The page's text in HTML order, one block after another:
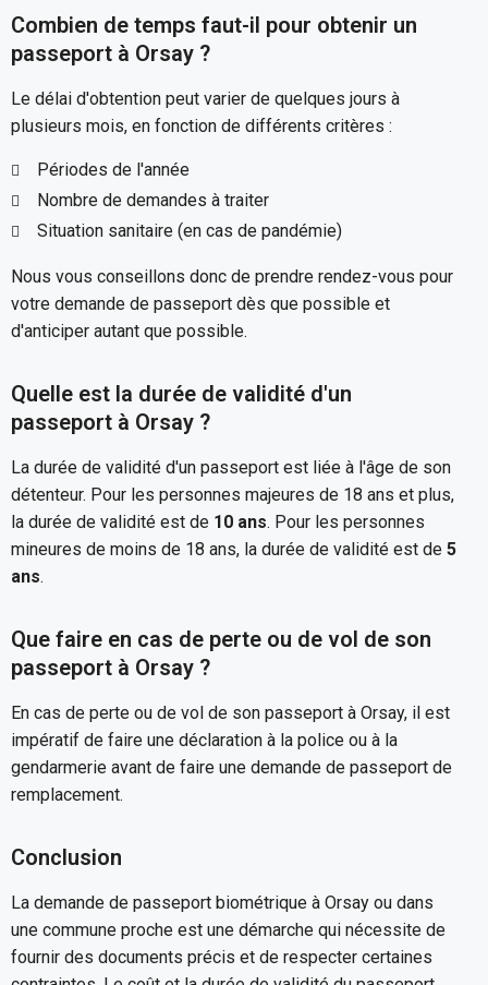
Combien de temps faut-il pour obtenir un
passeport à Orsay ?
Le délai d'obtention peut varier de quelques jours à
plusieurs mois, en fonction de différents critères :
Périodes de l'année
Nombre de demandes à traiter
Situation sanitaire (en cas de pandémie)
Nous vous conseillons donc de prendre rendez-vous pour
votre demande de passeport dès que possible et
d'anticiper autant que possible.
Quelle est la durée de validité d'un
passeport à Orsay ?
La durée de validité d'un passeport est liée à l'âge de son
détenteur. Pour les personnes majeures de 18 ans et plus,
la durée de validité est de 10 ans. Pour les personnes
mineures de moins de 18 ans, la durée de validité est de 5
ans.
Que faire en cas de perte ou de vol de son
passeport à Orsay ?
En cas de perte ou de vol de son passeport à Orsay, il est
impératif de faire une déclaration à la police ou à la
gendarmerie avant de faire une demande de passeport de
remplacement.
Conclusion
La demande de passeport biométrique à Orsay ou dans
une commune proche est une démarche qui nécessite de
fournir des documents précis et de respecter certaines